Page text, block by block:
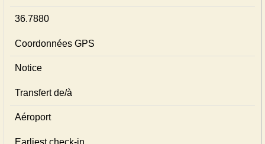
36.7880
Coordonnées GPS
Notice
Transfert de/à
Aéroport
Earliest check-in